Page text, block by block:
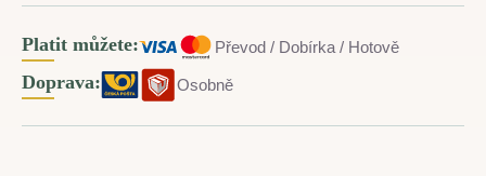
Platit můžete: Převod / Dobírka / Hotově
Doprava: Osobně